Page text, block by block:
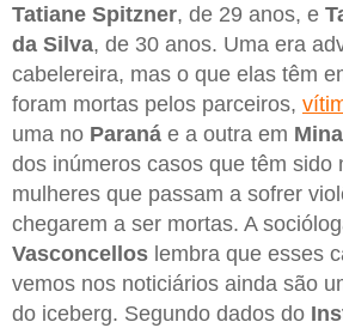
Tatiane Spitzner, de 29 anos, e
da Silva, de 30 anos. Uma era
cabelereira, mas o que elas têm
foram mortas pelos parceiros,
uma no Paraná e a outra em
dos inúmeros casos que têm sido
mulheres que passam a sofrer
chegarem a ser mortas. A
Vasconcellos lembra que esses
vemos nos noticiários ainda são
do iceberg. Segundo dados do